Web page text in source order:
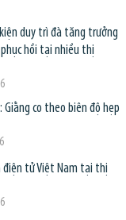
duy trì đà tăng trưởng
hồi tại nhiều thị
co theo biên độ hẹp
điện tử Việt Nam tại thị